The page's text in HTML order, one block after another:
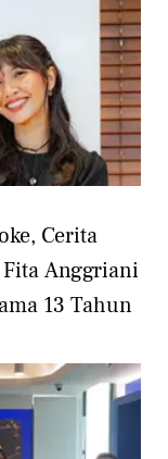
Cerita
Fita Anggriani
13 Tahun